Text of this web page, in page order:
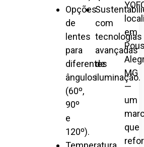
Opções
de
lentes
para
diferentes
ângulos
(60º,
90º
e
120º).
com
tecnologias
avançadas
de
iluminação.
em
MG
—
um
que